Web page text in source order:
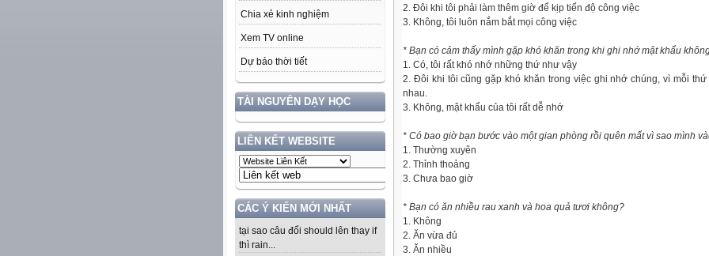
Chia xẻ kinh nghiệm
Xem TV online
Dự báo thời tiết
TÀI NGUYÊN DẠY HỌC
LIÊN KẾT WEBSITE
CÁC Ý KIẾN MỚI NHẤT
tại sao câu đổi should lên thay if
thì rain...
2. Đôi khi tôi phải làm thêm giờ để kịp tiến độ công việc
3. Không, tôi luôn nắm bắt mọi công việc
* Bạn có cảm thấy mình gặp khó khăn trong khi ghi nhớ mật khẩu
1. Có, tôi rất khó nhớ những thứ như vậy
2. Đôi khi tôi cũng gặp khó khăn trong việc ghi nhớ chúng, vì mỗi thứ
nhau.
3. Không, mật khẩu của tôi rất dễ nhớ
* Có bao giờ bạn bước vào một gian phòng rồi quên mất vì sao mình
1. Thường xuyên
2. Thỉnh thoảng
3. Chưa bao giờ
* Bạn có ăn nhiều rau xanh và hoa quả tươi không?
1. Không
2. Ăn vừa đủ
3. Ăn nhiều